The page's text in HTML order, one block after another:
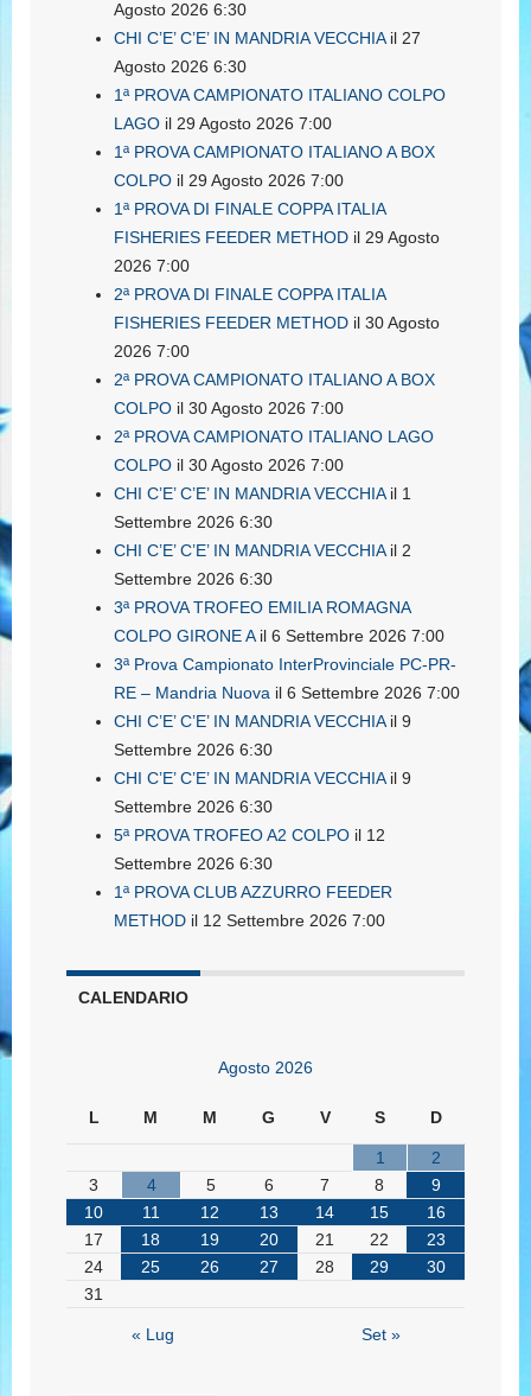
Agosto 2026 6:30
CHI C’E’ C’E’ IN MANDRIA VECCHIAil 27
Agosto 2026 6:30
1ª PROVA CAMPIONATO ITALIANO COLPO
LAGO il 29 Agosto 2026 7:00
1ª PROVA CAMPIONATO ITALIANO A BOX
COLPO il 29 Agosto 2026 7:00
1ª PROVA DI FINALE COPPA ITALIA
FISHERIES FEEDER METHOD il 29 Agosto
2026 7:00
2ª PROVA DI FINALE COPPA ITALIA
FISHERIES FEEDER METHOD il 30 Agosto
2026 7:00
2ª PROVA CAMPIONATO ITALIANO A BOX
COLPO il 30 Agosto 2026 7:00
2ª PROVA CAMPIONATO ITALIANO LAGO
COLPO il 30 Agosto 2026 7:00
CHI C’E’ C’E’ IN MANDRIA VECCHIAil 1
Settembre 2026 6:30
CHI C’E’ C’E’ IN MANDRIA VECCHIAil 2
Settembre 2026 6:30
3ª PROVA TROFEO EMILIA ROMAGNA
COLPO GIRONE Ail 6 Settembre 2026 7:00
3ª Prova Campionato InterProvinciale PC-PR-
RE – Mandria Nuova il 6 Settembre 2026 7:00
CHI C’E’ C’E’ IN MANDRIA VECCHIAil 9
Settembre 2026 6:30
CHI C’E’ C’E’ IN MANDRIA VECCHIAil 9
Settembre 2026 6:30
5ª PROVA TROFEO A2 COLPO il 12
Settembre 2026 6:30
1ª PROVA CLUB AZZURRO FEEDER
METHOD il 12 Settembre 2026 7:00
CALENDARIO
Agosto 2026
L M M G V S D
1
2
3
4 5 6 7 8
9
10
11 12 13 14 15
16
17
18 19 20 21 22
23
24
25 26 27 28 29
30
31
« Lug Set »